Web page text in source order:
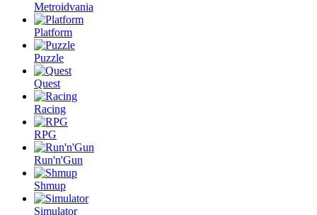
Metroidvania
Platform
Puzzle
Quest
Racing
RPG
Run'n'Gun
Shmup
Simulator